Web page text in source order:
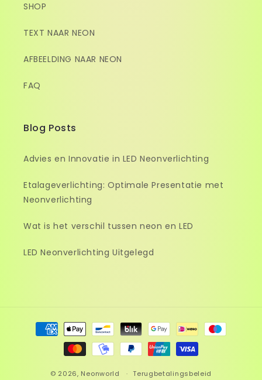
SHOP
TEXT NAAR NEON
AFBEELDING NAAR NEON
FAQ
Blog Posts
Advies en Innovatie in LED Neonverlichting
Etalageverlichting: Optimale Presentatie met
Neonverlichting
Wat is het verschil tussen neon en LED
LED Neonverlichting Uitgelegd
Betaalmethoden
© 2026, Neonworld Terugbetalingsbeleid